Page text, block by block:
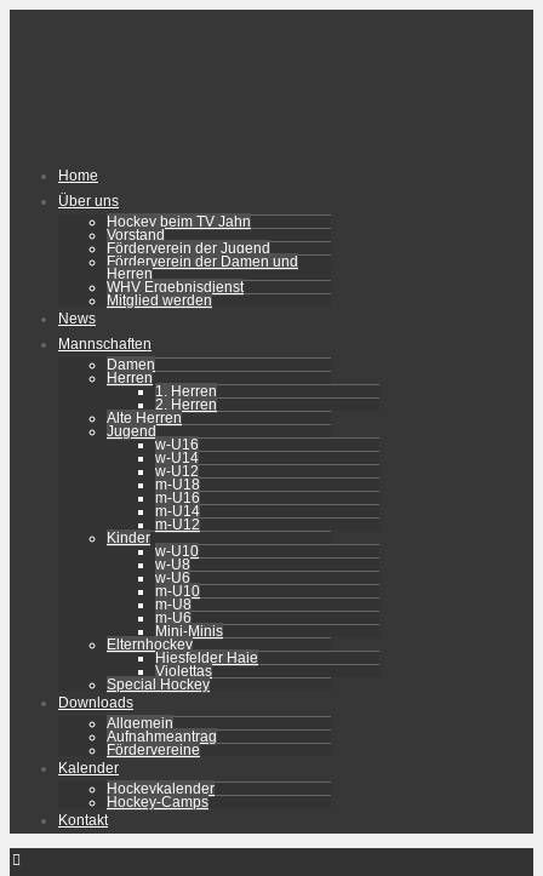
Home
Über uns
Hockey beim TV Jahn
Vorstand
Förderverein der Jugend
Förderverein der Damen und
Herren
WHV Ergebnisdienst
Mitglied werden
News
Mannschaften
Damen
Herren
1. Herren
2. Herren
Alte Herren
Jugend
w-U16
w-U14
w-U12
m-U18
m-U16
m-U14
m-U12
Kinder
w-U10
w-U8
w-U6
m-U10
m-U8
m-U6
Mini-Minis
Elternhockey
Hiesfelder Haie
Violettas
Special Hockey
Downloads
Allgemein
Aufnahmeantrag
Fördervereine
Kalender
Hockeykalender
Hockey-Camps
Kontakt